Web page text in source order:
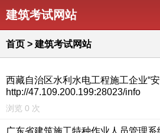
建筑考试网站
首页 > 建筑考试网站
西藏自治区水利水电工程施工企业“
http://47.109.200.199:28023/info
浏览 0 次
广东省建筑施工特种作业人员管理系